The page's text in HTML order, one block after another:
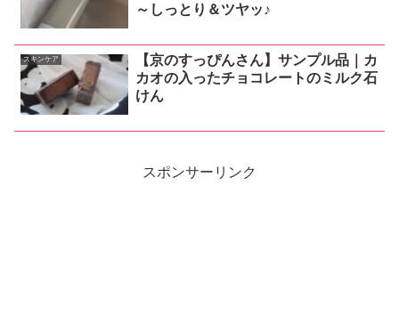
～しっとり＆ツヤッ♪
スキンケア
【京のすっぴんさん】サンプル品｜カ
カオの入ったチョコレートのミルク石
けん
スポンサーリンク